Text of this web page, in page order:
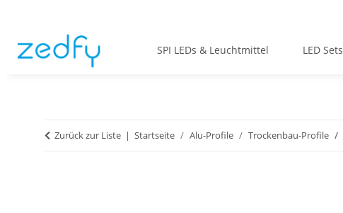
SPI LEDs & Leuchtmittel LED Sets
Zurück zur Liste Startseite Alu-Profile Trockenbau-Profile